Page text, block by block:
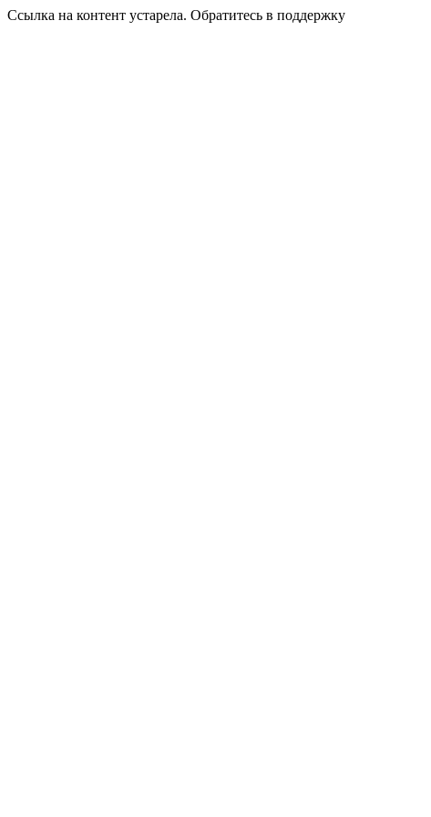
Ссылка на контент устарела. Обратитесь в поддержку